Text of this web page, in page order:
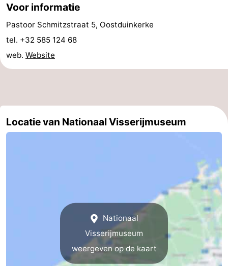
en
drinken
Jachthaven
Evenementen
Praktisch
-
Voor informatie
Pastoor Schmitzstraat 5, Oostduinkerke
tel. +32 585 124 68
web. Website
Locatie van Nationaal Visserijmuseum
Nationaal
Visserijmuseum
weergeven op de kaart